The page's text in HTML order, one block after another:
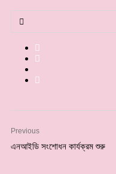
Previous
এনআইডি সংশোধন কার্যক্রম শুরু